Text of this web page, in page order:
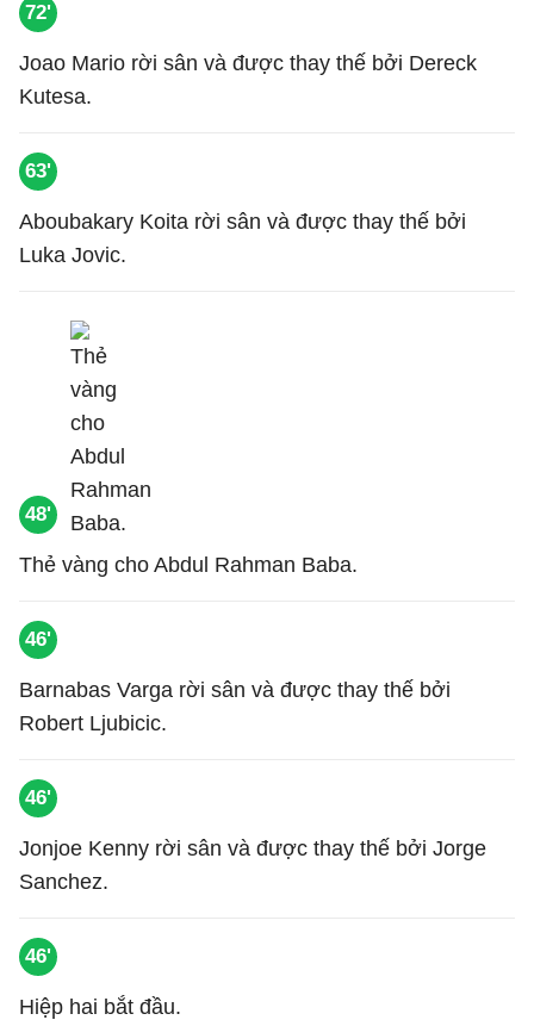
72'
Joao Mario rời sân và được thay thế bởi Dereck
Kutesa.
63'
Aboubakary Koita rời sân và được thay thế bởi
Luka Jovic.
48'
Thẻ vàng cho Abdul Rahman Baba.
46'
Barnabas Varga rời sân và được thay thế bởi
Robert Ljubicic.
46'
Jonjoe Kenny rời sân và được thay thế bởi Jorge
Sanchez.
46'
Hiệp hai bắt đầu.